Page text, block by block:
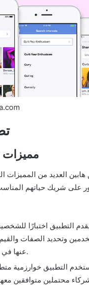
مميزات
هابين العديد من المميزات
على شريك حياتهم
التطبيق اختبارًا
وتحديد الصفات
عنها في شريك الحياة.
التطبيق خوارزمية
محتملين متوافقين